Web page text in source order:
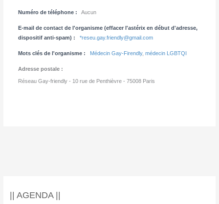
|| AGENDA ||
Numéro de téléphone : Aucun
E-mail de contact de l'organisme (effacer l'astérix en début d'adresse,
dispositif anti-spam) :
*reseu.gay.friendly@gmail.com
Mots clés de l'organisme : Médecin Gay-Firendly, médecin LGBTQI
Adresse postale :
Réseau Gay-friendly - 10 rue de Penthièvre - 75008 Paris